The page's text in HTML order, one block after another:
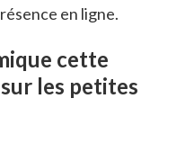
en ligne.
cette
les petites